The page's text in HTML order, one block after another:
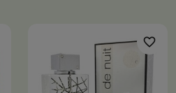
favorite_border